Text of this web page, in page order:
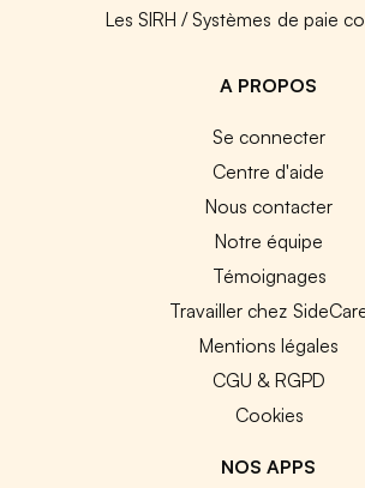
Les SIRH / Systèmes de paie
A PROPOS
Se connecter
Centre d'aide
Nous contacter
Notre équipe
Témoignages
Travailler chez
Mentions légales
CGU & RGPD
Cookies
NOS APPS